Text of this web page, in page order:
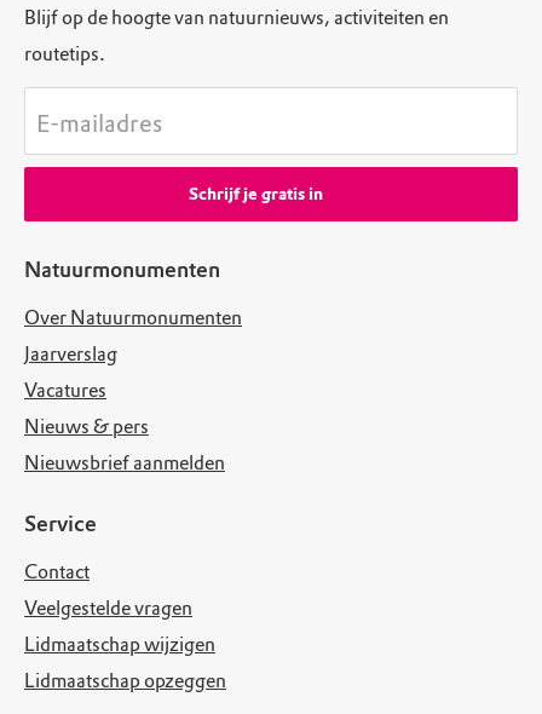
Natuurmonumenten
Over Natuurmonumenten
Jaarverslag
Vacatures
Nieuws & pers
Nieuwsbrief aanmelden
Service
Contact
Veelgestelde vragen
Lidmaatschap wijzigen
Lidmaatschap opzeggen
Blijf op de hoogte van natuurnieuws, activiteiten en
routetips.
E-mailadres
Schrijf je gratis in